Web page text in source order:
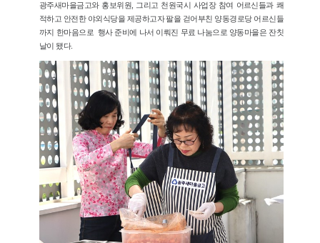
광주새마을금고와 홍보위원, 그리고 천원국시 사업장 참여 어르신들과 쾌
적하고 안전한 야외식당을 제공하고자 팔을 걷어부친 양동경로당 어르신들
까지 한마음으로 행사 준비에 나서 이뤄진 무료 나눔으로 양동마을은 잔칫
날이 됐다.